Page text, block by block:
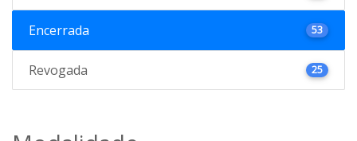
Encerrada 53
Revogada 25